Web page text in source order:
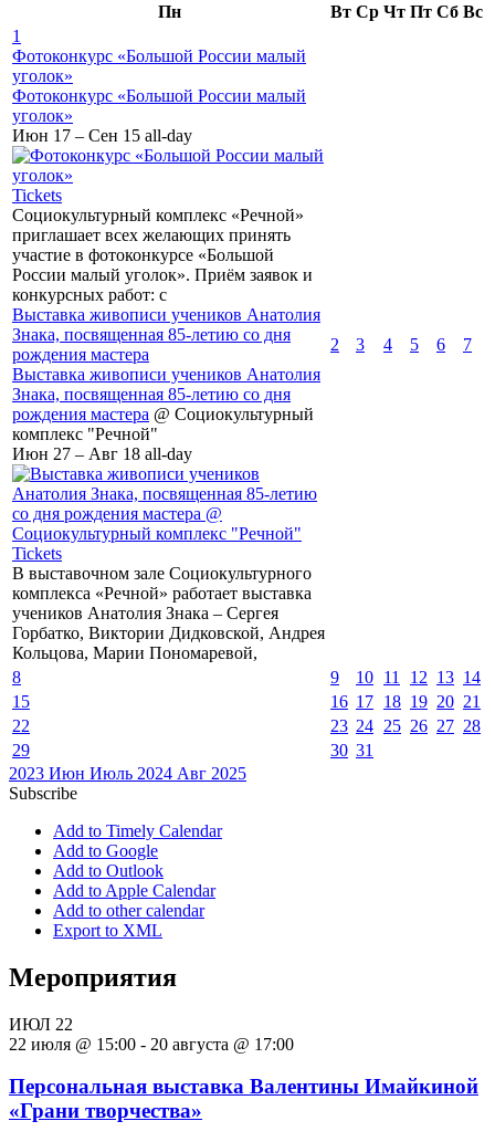
Пн
Вт Ср Чт Пт Сб Вс
1
Фотоконкурс «Большой России малый
уголок»
Фотоконкурс «Большой России малый
уголок»
Июн 17 – Сен 15 all-day
Tickets
Социокультурный комплекс «Речной»
приглашает всех желающих принять
участие в фотоконкурсе «Большой
России малый уголок». Приём заявок и
конкурсных работ: с
Выставка живописи учеников Анатолия
Знака, посвященная 85-летию со дня
рождения мастера
Выставка живописи учеников Анатолия
Знака, посвященная 85-летию со дня
рождения мастера @ Социокультурный
комплекс "Речной"
Июн 27 – Авг 18 all-day
Tickets
В выставочном зале Социокультурного
комплекса «Речной» работает выставка
учеников Анатолия Знака – Сергея
Горбатко, Виктории Дидковской, Андрея
Кольцова, Марии Пономаревой,
2 3 4 5 6 7
8 9 10 11 12 13 14
15
16 17 18 19 20 21
22
23 24 25 26 27 28
29
30 31
2023 Июн Июль 2024 Авг 2025
Subscribe
Add to Timely Calendar
Add to Google
Add to Outlook
Add to Apple Calendar
Add to other calendar
Export to XML
Мероприятия
ИЮЛ 22
22 июля @ 15:00 - 20 августа @ 17:00
Персональная выставка Валентины Имайкиной
«Грани творчества»